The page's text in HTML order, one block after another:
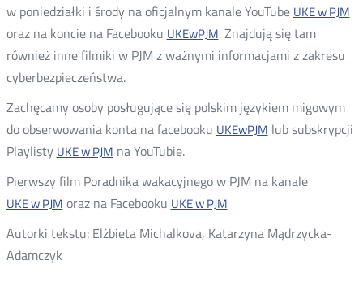
w poniedziałki i środy na oficjalnym kanale YouTube UKE w PJM
oraz na koncie na Facebooku UKEwPJM. Znajdują się tam
również inne filmiki w PJM z ważnymi informacjami z zakresu
cyberbezpieczeństwa.
Zachęcamy osoby posługujące się polskim językiem migowym
do obserwowania konta na facebooku UKEwPJM lub subskrypcji
Playlisty UKE w PJM na YouTubie.
Pierwszy film Poradnika wakacyjnego w PJM na kanale
UKE w PJM oraz na Facebooku UKE w PJM
Autorki tekstu: Elżbieta Michalkova, Katarzyna Mądrzycka-
Adamczyk